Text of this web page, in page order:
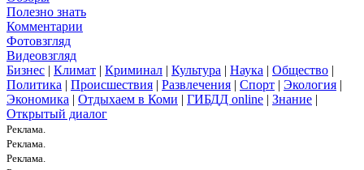
Полезно знать
Комментарии
Фотовзгляд
Видеовзгляд
Бизнес | Климат | Криминал | Культура | Наука | Общество |
Политика | Происшествия | Развлечения | Спорт | Экология |
Экономика | Отдыхаем в Коми | ГИБДД online | Знание |
Открытый диалог
Реклама.
Реклама.
Реклама.